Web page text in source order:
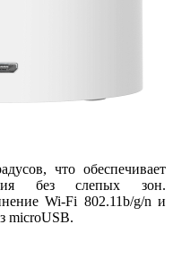
что обеспечивает
без слепых зон.
Wi-Fi 802.11b/g/n и
microUSB.